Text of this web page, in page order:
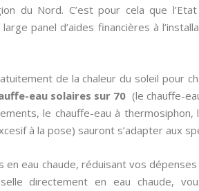
du Nord. C’est pour cela que
panel d’aides financières à
de la chaleur du soleil pour
eau solaires sur 70 (le chauffe-
le chauffe-eau à
à la pose) sauront s’adapter aux
eau chaude, réduisant vos dépenses
directement en eau chaude,